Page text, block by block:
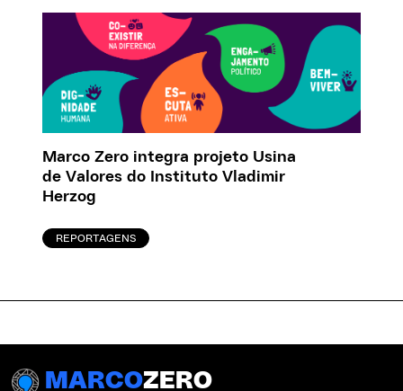
Marco Zero integra projeto Usina
de Valores do Instituto Vladimir
Herzog
REPORTAGENS
MARCOZERO